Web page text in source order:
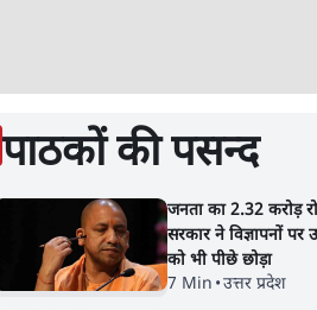
में
भारत में मेटा की 'अवैध
सेंसरशिप' बढ़ी, एक्टिविस्ट
टेलीग्राम की तरफ मुड़े
पाठकों की पसन्द
जनता का 2.32 करोड़
सरकार ने विज्ञापनों पर
को भी पीछे छोड़ा
7 Min •उत्तर प्रदेश